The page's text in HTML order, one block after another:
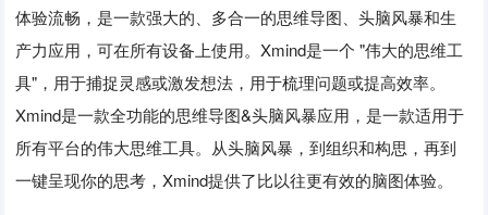
体验流畅，是一款强大的、多合一的思维导图、头脑风暴和生
产力应用，可在所有设备上使用。Xmind是一个 "伟大的思维工
具"，用于捕捉灵感或激发想法，用于梳理问题或提高效率。
Xmind是一款全功能的思维导图&头脑风暴应用，是一款适用于
所有平台的伟大思维工具。从头脑风暴，到组织和构思，再到
一键呈现你的思考，Xmind提供了比以往更有效的脑图体验。